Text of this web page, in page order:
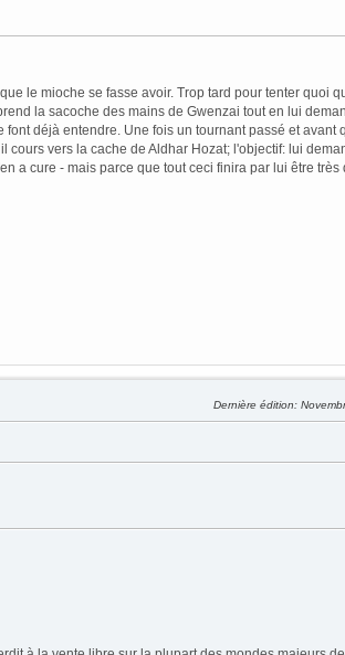
le mioche se fasse avoir. Trop tard pour tenter quoi
la sacoche des mains de Gwenzai tout en lui
déjà entendre. Une fois un tournant passé et avant
vers la cache de Aldhar Hozat; l'objectif: lui
a cure - mais parce que tout ceci finira par lui être très
Dernière édition: